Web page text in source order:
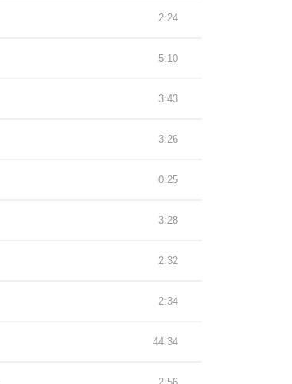
2:24
5:10
3:43
3:26
0:25
3:28
2:32
2:34
44:34